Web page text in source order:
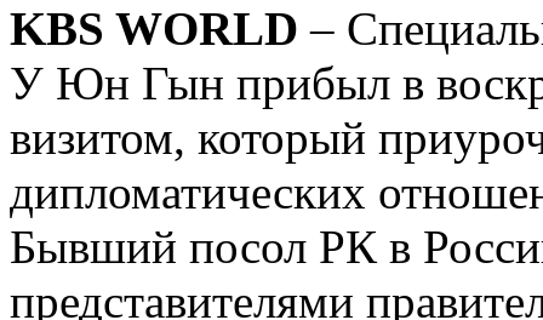
KBS WORLD –
У Юн Гын прибыл в
визитом, который
дипломатических
Бывший посол РК в
представителями